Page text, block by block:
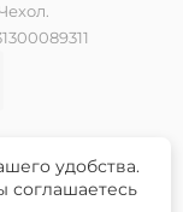
-
удобства.
соглашаетесь